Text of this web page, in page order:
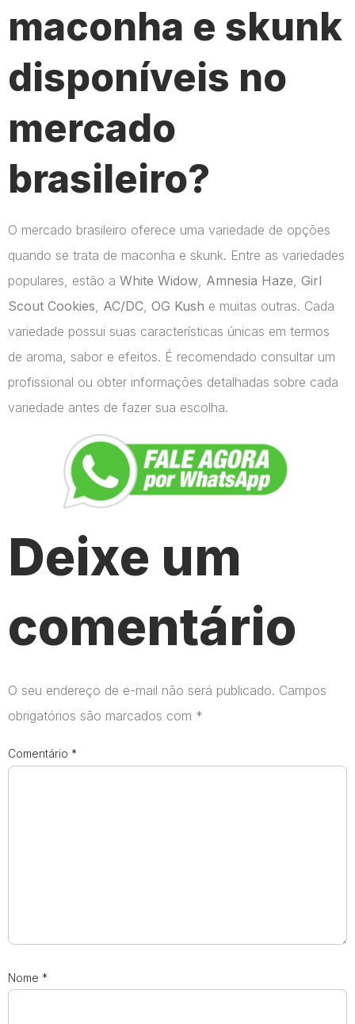
maconha e skunk
disponíveis no
mercado
brasileiro?
O mercado brasileiro oferece uma variedade de opções
quando se trata de maconha e skunk. Entre as variedades
populares, estão a White Widow Amnesia Haze Girl
Scout Cookies AC/DC OG Kush e muitas outras. Cada
variedade possui suas características únicas em termos
de aroma, sabor e efeitos. É recomendado consultar um
profissional ou obter informações detalhadas sobre cada
variedade antes de fazer sua escolha.
Deixe um
comentário
O seu endereço de e-mail não será publicado. Campos
obrigatórios são marcados com *
Comentário *
Nome *